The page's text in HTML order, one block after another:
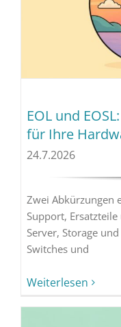
EOL und
für Ihre
24.7.2026
Zwei Abkürzungen
Support,
Server, Storage
Switches und
Weiterlesen